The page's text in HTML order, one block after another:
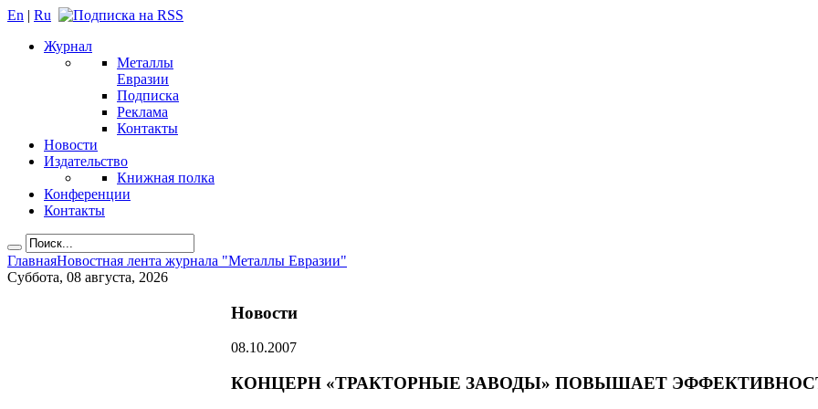
En | Ru
Журнал
Металлы
Евразии
Подписка
Реклама
Контакты
Новости
Издательство
Книжная полка
Конференции
Контакты
ГлавнаяНовостная лента журнала "Металлы Евразии"
Суббота, 08 августа, 2026
Новости
08.10.2007
КОНЦЕРН «ТРАКТОРНЫЕ ЗАВОДЫ» ПОВЫШАЕТ